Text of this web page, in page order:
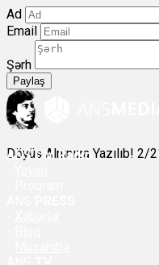
Ad
Email
Şərh
Paylaş
Döyüş Alnınıza Yazılıb! 2/
ANSÇM Radio